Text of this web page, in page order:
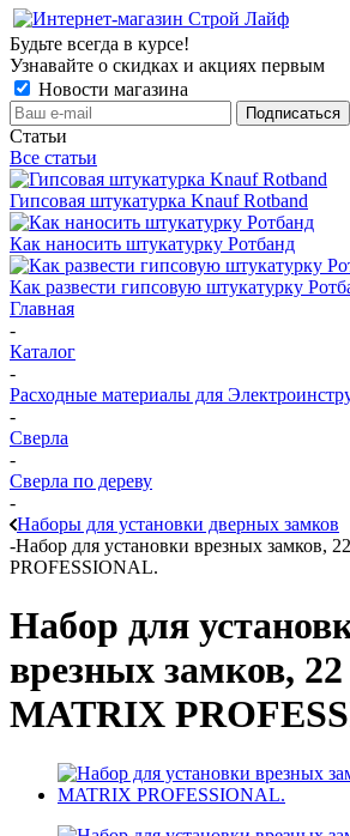
Будьте всегда в курсе!
Узнавайте о скидках и акциях первым
Новости магазина
Статьи
Все статьи
Гипсовая штукатурка Knauf Rotband
Как наносить штукатурку Ротбанд
Как развести гипсовую штукатурку
Главная
-
Каталог
-
Расходные материалы для
-
Сверла
-
Сверла по дереву
-
Наборы для установки дверных замков
-Набор для установки врезных замков,
PROFESSIONAL.
Набор для
врезных замков,
MATRIX